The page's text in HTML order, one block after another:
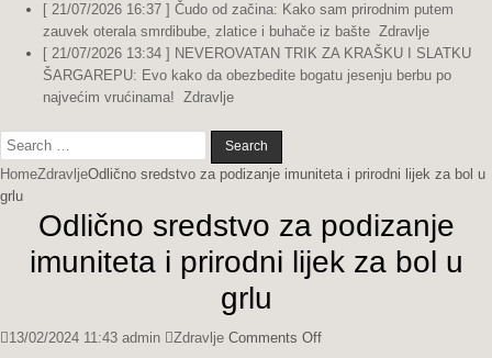
[ 21/07/2026 16:37 ] Čudo od začina: Kako sam prirodnim putem
zauvek oterala smrdibube, zlatice i buhače iz bašte Zdravlje
[ 21/07/2026 13:34 ] NEVEROVATAN TRIK ZA KRAŠKU I SLATKU
ŠARGAREPU: Evo kako da obezbedite bogatu jesenju berbu po
najvećim vrućinama! Zdravlje
Search
for:
HomeZdravljeOdlično sredstvo za podizanje imuniteta i prirodni lijek za bol u
grlu
Odlično sredstvo za podizanje
imuniteta i prirodni lijek za bol u
grlu
13/02/2024 11:43 admin Zdravlje Comments Offon